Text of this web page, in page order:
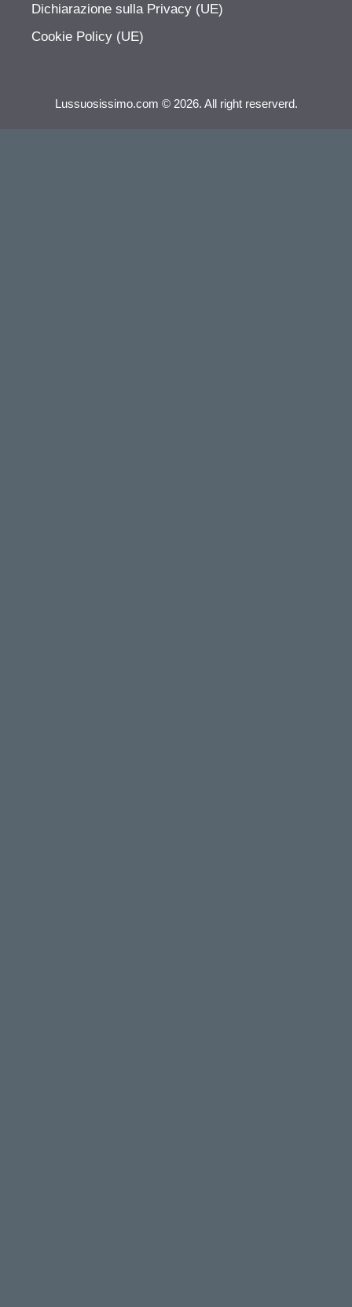
Dichiarazione sulla Privacy (UE)
Cookie Policy (UE)
Lussuosissimo.com © 2026. All right reserverd.